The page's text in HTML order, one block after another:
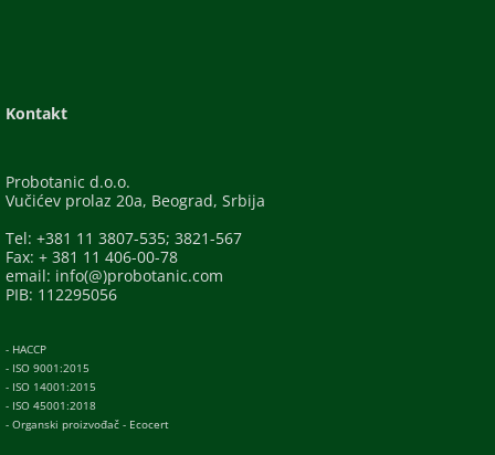
Kontakt
Probotanic d.o.o.
Vučićev prolaz 20a, Beograd, Srbija
Tel: +381 11 3807-535; 3821-567
Fax: + 381 11 406-00-78
email: info(@)probotanic.com
PIB: 112295056
- HACCP
- ISO 9001:2015
- ISO 14001:2015
- ISO 45001:2018
- Organski proizvođač - Ecocert